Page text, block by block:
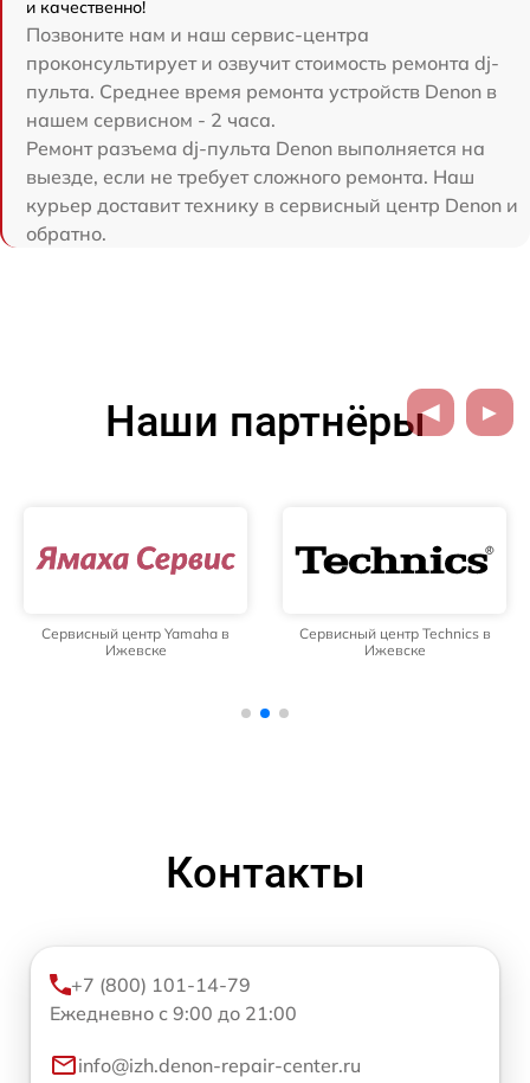
и качественно!
Позвоните нам и наш сервис-центра
проконсультирует и озвучит стоимость ремонта dj-
пульта. Среднее время ремонта устройств Denon в
нашем сервисном - 2 часа.
Ремонт разъема dj-пульта Denon выполняется на
выезде, если не требует сложного ремонта. Наш
курьер доставит технику в сервисный центр Denon и
обратно.
Наши партнёры
Сервисный центр Yamaha в
Ижевске
Сервисный центр Technics в
Ижевске
Контакты
+7 (800) 101-14-79
Ежедневно с 9:00 до 21:00
info@izh.denon-repair-center.ru